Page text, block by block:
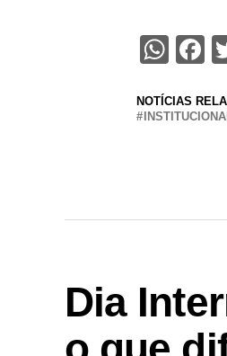
NOTÍCIAS
Dia